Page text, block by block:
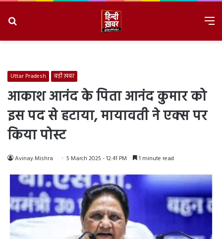
Uttar Pradesh बड़ी ख़बर
आकाश आनंद के पिता आनंद कुमार को
इस पद से हटाया, मायावती ने एक्स पर
किया पोस्ट
Avinay Mishra 5 March 2025 - 12:41 PM 1 minute read